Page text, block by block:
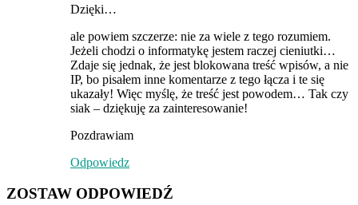
Dzięki…
ale powiem szczerze: nie za wiele z tego rozumiem.
Jeżeli chodzi o informatykę jestem raczej cieniutki…
Zdaje się jednak, że jest blokowana treść wpisów, a nie
IP, bo pisałem inne komentarze z tego łącza i te się
ukazały! Więc myślę, że treść jest powodem… Tak czy
siak – dziękuję za zainteresowanie!
Pozdrawiam
Odpowiedz
ZOSTAW ODPOWIEDŹ